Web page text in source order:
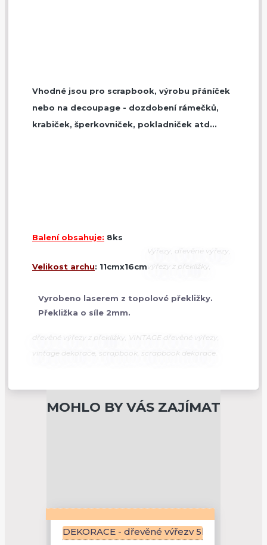
Vhodné jsou pro scrapbook, výrobu přáníček
nebo na decoupage - dozdobení rámečků,
krabiček, šperkovniček, pokladniček atd...
Balení obsahuje: 8ks
Velikost archu: 11cmx16cm
Vyrobeno laserem z topolové překližky.
Překližka o síle 2mm.
Výřezy, dřevěné výřezy,
výřezy z překližky,
dřevěné výřezy z překližky, VINTAGE dřevěné výřezy,
vintage dekorace, scrapbook, scrapbook dekorace.
MOHLO BY VÁS ZAJÍMAT
DEKORACE - dřevěné výřezy 5ks -